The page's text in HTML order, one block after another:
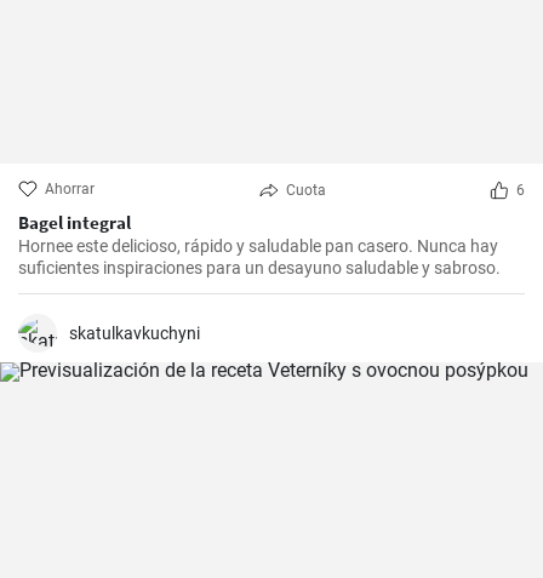
Ahorrar Cuota 6
Bagel integral
Hornee este delicioso, rápido y saludable pan casero. Nunca hay
suficientes inspiraciones para un desayuno saludable y sabroso.
skatulkavkuchyni